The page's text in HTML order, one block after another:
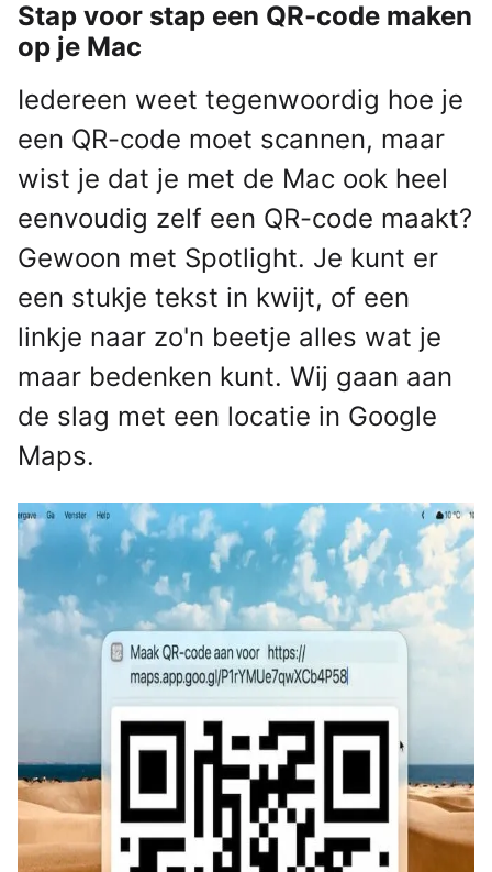
Stap voor stap een QR-code maken
op je Mac
Iedereen weet tegenwoordig hoe je
een QR-code moet scannen, maar
wist je dat je met de Mac ook heel
eenvoudig zelf een QR-code maakt?
Gewoon met Spotlight. Je kunt er
een stukje tekst in kwijt, of een
linkje naar zo'n beetje alles wat je
maar bedenken kunt. Wij gaan aan
de slag met een locatie in Google
Maps.